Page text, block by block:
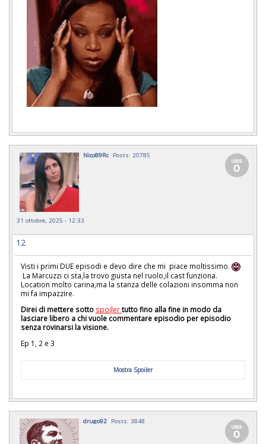
Nico89Rc Posts: 20785
31 ottobre, 2025 - 12:33
12
Visti i primi DUE episodi e devo dire che mi piace moltissimo.
La Marcuzzi ci sta,la trovo giusta nel ruolo,il cast funziona.
Location molto carina,ma la stanza delle colazioni insomma non
mi fa impazzire.
Direi di mettere sotto spoilertutto fino alla fine in modo da
lasciare libero a chi vuole commentare episodio per episodio
senza rovinarsi la visione.
Ep 1, 2 e 3
Mostra Spoiler
drugo92 Posts: 3848